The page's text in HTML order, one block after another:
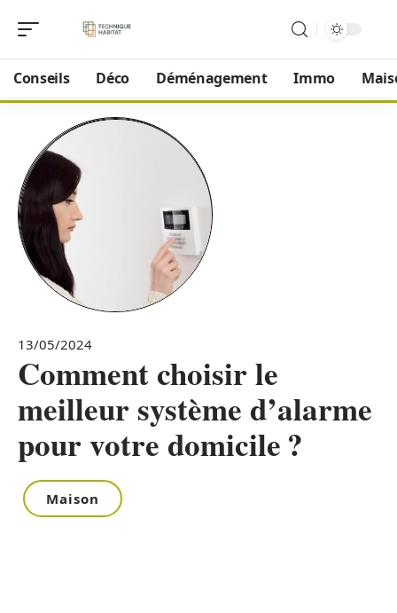
Conseils Déco Déménagement Immo
13/05/2024
Comment choisir le
meilleur système d’alarme
pour votre domicile ?
Maison